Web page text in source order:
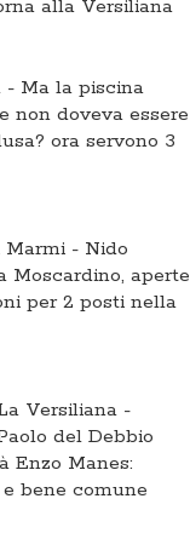
alla Versiliana
- Ma la piscina
non doveva essere
ora servono 3
Marmi - Nido
Moscardino, aperte
per 2 posti nella
Versiliana -
del Debbio
Enzo Manes:
bene comune